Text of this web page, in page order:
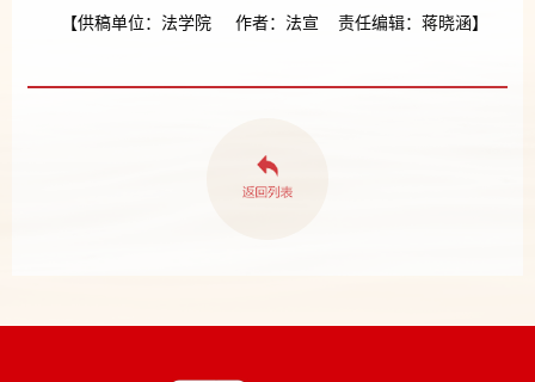
【供稿单位：法学院 作者：法宣 责任编辑：蒋晓涵】